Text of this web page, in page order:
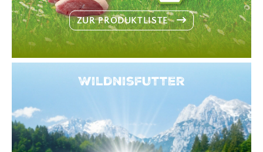
ZUR PRODUKTLISTE
Wildnisfutter